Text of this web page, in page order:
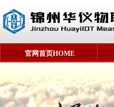
官网首页HOME